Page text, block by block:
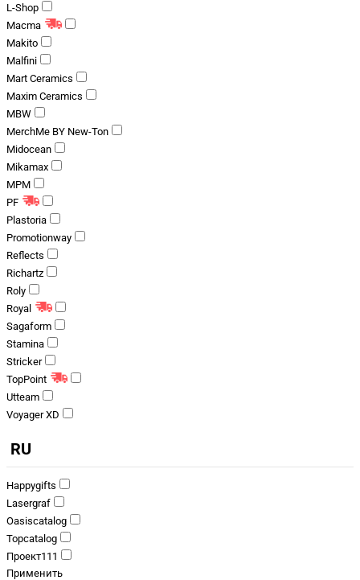
L-Shop
Macma
Makito
Malfini
Mart Ceramics
Maxim Ceramics
MBW
MerchMe BY New-Ton
Midocean
Mikamax
MPM
PF
Plastoria
Promotionway
Reflects
Richartz
Roly
Royal
Sagaform
Stamina
Stricker
TopPoint
Utteam
Voyager XD
RU
Happygifts
Lasergraf
Oasiscatalog
Topcatalog
Проект111
Применить